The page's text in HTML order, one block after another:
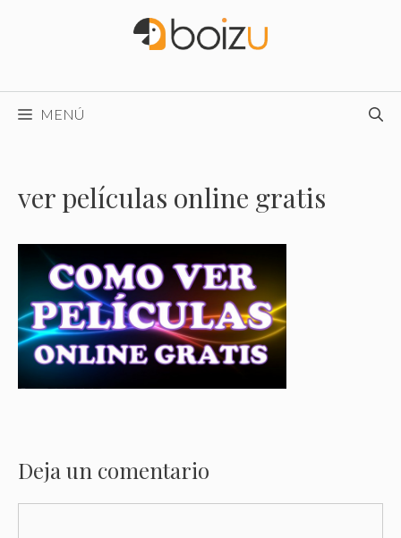
MENÚ
ver películas online gratis
Deja un comentario